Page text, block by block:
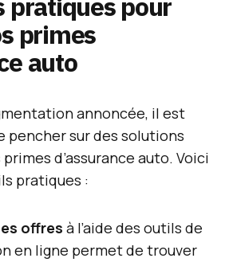
primes
auto
annoncée, il est
pencher sur des solutions
d’assurance auto. Voici
pratiques :
offres à l’aide des outils de
en ligne permet de trouver